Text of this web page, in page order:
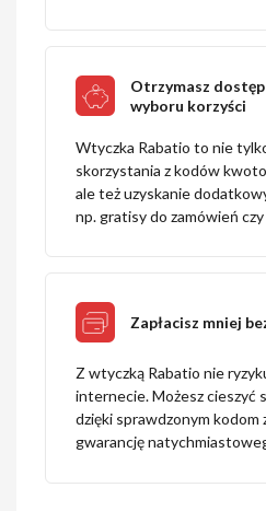
Otrzymasz
wyboru korzyści
Wtyczka Rabatio to nie
skorzystania z kodów
ale też uzyskanie
np. gratisy do zamówień
Zapłacisz mniej
Z wtyczką Rabatio nie
internecie. Możesz cieszyć
dzięki sprawdzonym kodom
gwarancję